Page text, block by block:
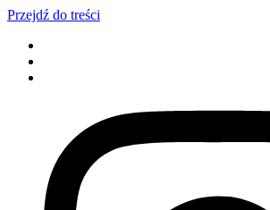
Przejdź do treści